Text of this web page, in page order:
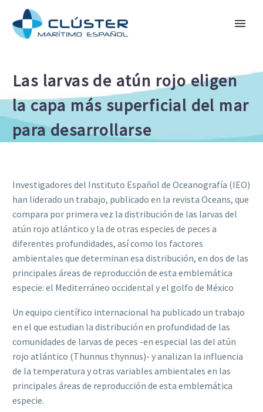
Las larvas de atún rojo eligen
la capa más superficial del mar
para desarrollarse
Investigadores del Instituto Español de Oceanografía (IEO)
han liderado un trabajo, publicado en la revista Oceans, que
compara por primera vez la distribución de las larvas del
atún rojo atlántico y la de otras especies de peces a
diferentes profundidades, así como los factores
ambientales que determinan esa distribución, en dos de las
principales áreas de reproducción de esta emblemática
especie: el Mediterráneo occidental y el golfo de México
Un equipo científico internacional ha publicado un trabajo
en el que estudian la distribución en profundidad de las
comunidades de larvas de peces -en especial las del atún
rojo atlántico (Thunnus thynnus)- y analizan la influencia
de la temperatura y otras variables ambientales en las
principales áreas de reproducción de esta emblemática
especie.